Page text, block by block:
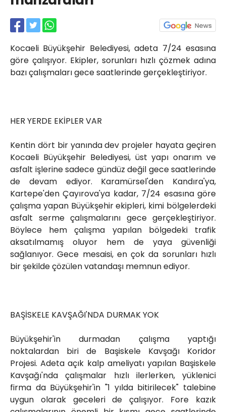
Kocaeli Büyükşehir Belediyesi, adeta 7/24 esasına
göre çalışıyor. Ekipler, sorunları hızlı çözmek adına
bazı çalışmaları gece saatlerinde gerçekleştiriyor.
HER YERDE EKİPLER VAR
Kentin dört bir yanında dev projeler hayata geçiren
Kocaeli Büyükşehir Belediyesi, üst yapı onarım ve
asfalt işlerine sadece gündüz değil gece saatlerinde
de devam ediyor. Karamürsel'den Kandıra'ya,
Kartepe'den Çayırova'ya kadar, 7/24 esasına göre
çalışma yapan Büyükşehir ekipleri, kimi bölgelerdeki
asfalt serme çalışmalarını gece gerçekleştiriyor.
Böylece hem çalışma yapılan bölgedeki trafik
aksatılmamış oluyor hem de yaya güvenliği
sağlanıyor. Gece mesaisi, en çok da sorunları hızlı
bir şekilde çözülen vatandaşı memnun ediyor.
BAŞİSKELE KAVŞAĞI'NDA DURMAK YOK
Büyükşehir'in durmadan çalışma yaptığı
noktalardan biri de Başiskele Kavşağı Koridor
Projesi. Adeta açık kalp ameliyatı yapılan Başiskele
Kavşağı'nda çalışmalar hızlı ilerlerken, yüklenici
firma da Büyükşehir'in "1 yılda bitirilecek" talebine
uygun olarak geceleri de çalışıyor. Fore kazık
Yahya Kaptan Mahallesi
Akkavaklar Caddesi No:17/4 İzmit-
kocaelisokak@gmail.com